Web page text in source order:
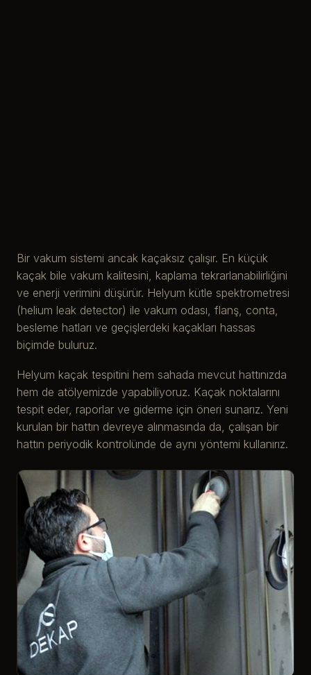
Bir vakum sistemi ancak kaçaksız çalışır. En küçük
kaçak bile vakum kalitesini, kaplama tekrarlanabilirliğini
ve enerji verimini düşürür. Helyum kütle spektrometresi
(helium leak detector) ile vakum odası, flanş, conta,
besleme hatları ve geçişlerdeki kaçakları hassas
biçimde buluruz.
Helyum kaçak tespitini hem sahada mevcut hattınızda
hem de atölyemizde yapabiliyoruz. Kaçak noktalarını
tespit eder, raporlar ve giderme için öneri sunarız. Yeni
kurulan bir hattın devreye alınmasında da, çalışan bir
hattın periyodik kontrolünde de aynı yöntemi kullanırız.